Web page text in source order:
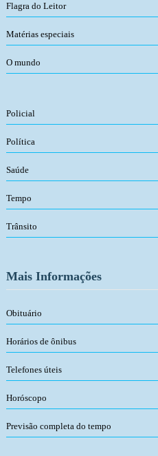
Flagra do Leitor
Matérias especiais
O mundo
Policial
Política
Saúde
Tempo
Trânsito
Mais Informações
Obituário
Horários de ônibus
Telefones úteis
Horóscopo
Previsão completa do tempo